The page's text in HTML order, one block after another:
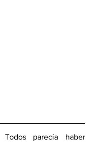
parecía haber